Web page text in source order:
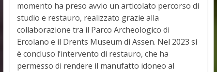
momento ha preso avvio un articolato percorso di
studio e restauro, realizzato grazie alla
collaborazione tra il Parco Archeologico di
Ercolano e il Drents Museum di Assen. Nel 2023 si
è concluso l’intervento di restauro, che ha
permesso di rendere il manufatto idoneo al